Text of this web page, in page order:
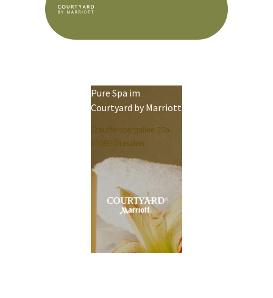
Pure Spa im
Courtyard by Marriott
Stauffenbergallee 25a,
01099 Dresden